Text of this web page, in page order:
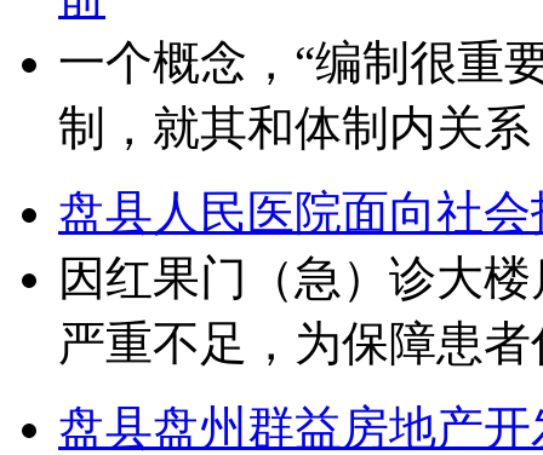
一个概念，“编制很重
制，就其和体制内关
盘县人民医院面向社
因红果门（急）诊大
严重不足，为保障患
盘县盘州群益房地产